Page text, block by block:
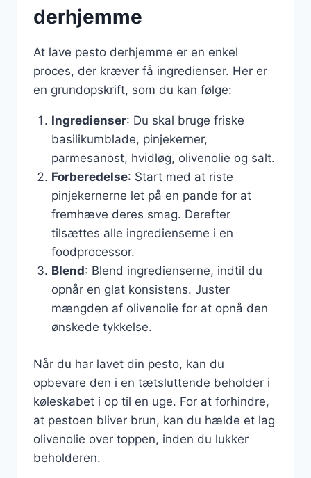
derhjemme
At lave pesto derhjemme er en enkel
proces, der kræver få ingredienser. Her er
en grundopskrift, som du kan følge:
Ingredienser: Du skal bruge friske
basilikumblade, pinjekerner,
parmesanost, hvidløg, olivenolie og salt.
Forberedelse: Start med at riste
pinjekernerne let på en pande for at
fremhæve deres smag. Derefter
tilsættes alle ingredienserne i en
foodprocessor.
Blend: Blend ingredienserne, indtil du
opnår en glat konsistens. Juster
mængden af olivenolie for at opnå den
ønskede tykkelse.
Når du har lavet din pesto, kan du
opbevare den i en tætsluttende beholder i
køleskabet i op til en uge. For at forhindre,
at pestoen bliver brun, kan du hælde et lag
olivenolie over toppen, inden du lukker
beholderen.